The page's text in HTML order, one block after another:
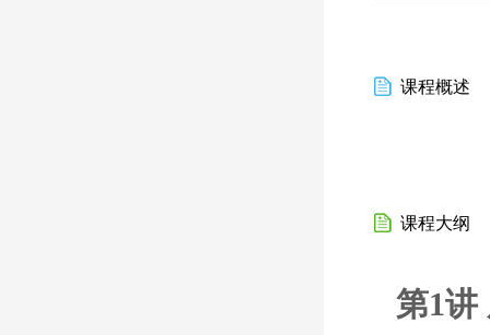
课程概述
课程大纲
第1讲